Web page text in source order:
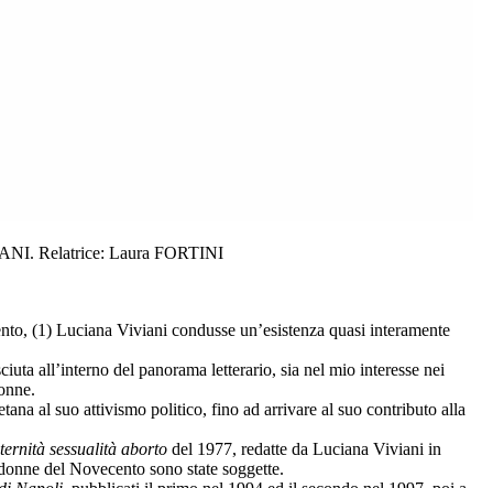
Relatrice: Laura FORTINI
(1) Luciana Viviani condusse un’esistenza quasi interamente
all’interno del panorama letterario, sia nel mio interesse nei
al suo attivismo politico, fino ad arrivare al suo contributo alla
sessualità aborto del 1977, redatte da Luciana Viviani in
del Novecento sono state soggette.